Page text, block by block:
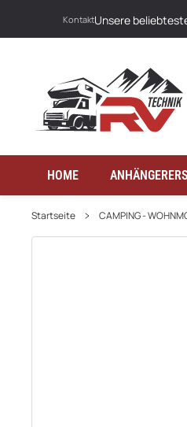
KontaktUnsere
HOME
Startseite CAMPING -